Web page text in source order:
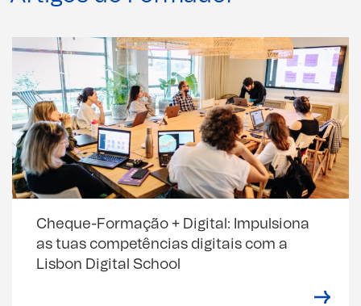
Cheque-Formação + Digital: Impulsiona
as tuas competências digitais com a
Lisbon Digital School